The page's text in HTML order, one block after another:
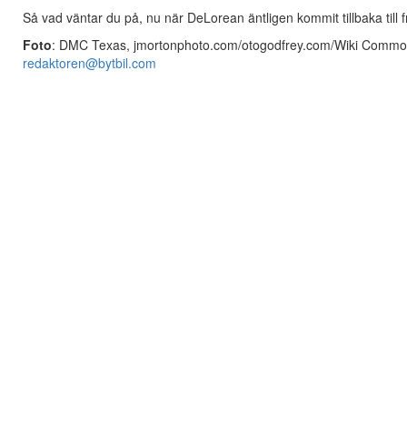
Så vad väntar du på, nu när DeLorean äntligen kommit tillbaka till
Foto: DMC Texas, jmortonphoto.com/otogodfrey.com/Wiki
redaktoren@bytbil.com